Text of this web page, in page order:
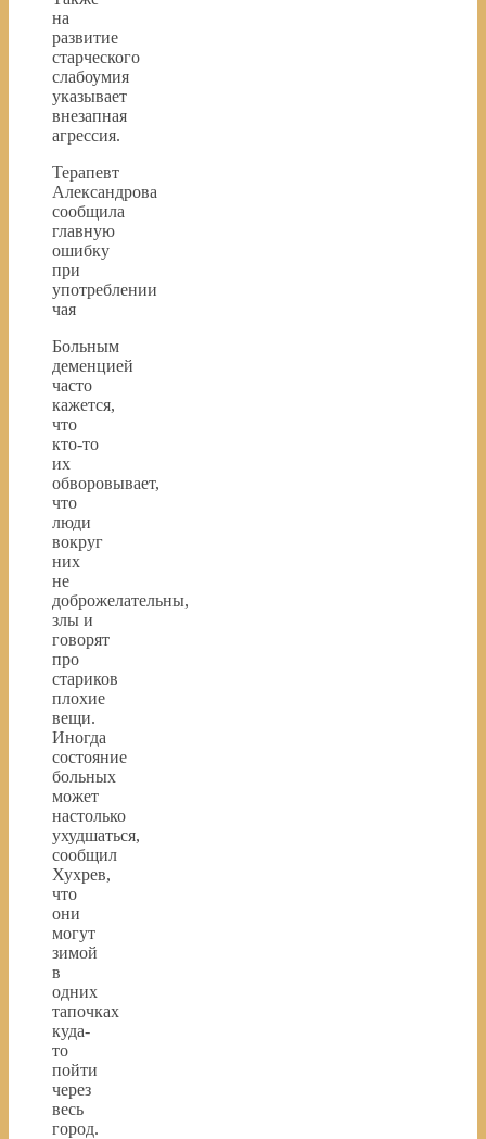
на
развитие
старческого
слабоумия
указывает
внезапная
агрессия.
Терапевт
Александрова
сообщила
главную
ошибку
при
употреблении
чая
Больным
деменцией
часто
кажется,
что
кто-то
их
обворовывает,
что
люди
вокруг
них
не
доброжелательны,
злы и
говорят
про
стариков
плохие
вещи.
Иногда
состояние
больных
может
настолько
ухудшаться,
сообщил
Хухрев,
что
они
могут
зимой
в
одних
тапочках
куда-
то
пойти
через
весь
город.